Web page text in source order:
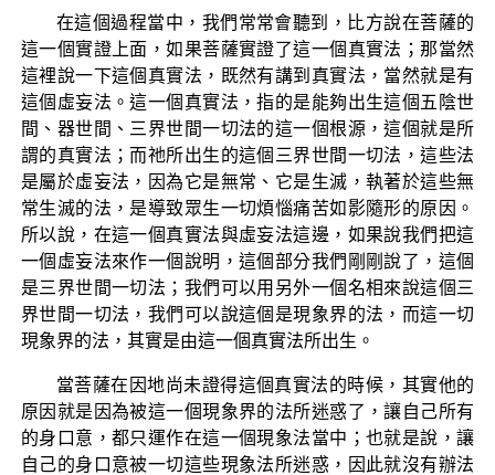
在這個過程當中，我們常常會聽到，比方說在菩薩的
這一個實證上面，如果菩薩實證了這一個真實法；那當然
這裡說一下這個真實法，既然有講到真實法，當然就是有
這個虛妄法。這一個真實法，指的是能夠出生這個五陰世
間、器世間、三界世間一切法的這一個根源，這個就是所
謂的真實法；而祂所出生的這個三界世間一切法，這些法
是屬於虛妄法，因為它是無常、它是生滅，執著於這些無
常生滅的法，是導致眾生一切煩惱痛苦如影隨形的原因。
所以說，在這一個真實法與虛妄法這邊，如果說我們把這
一個虛妄法來作一個說明，這個部分我們剛剛說了，這個
是三界世間一切法；我們可以用另外一個名相來說這個三
界世間一切法，我們可以說這個是現象界的法，而這一切
現象界的法，其實是由這一個真實法所出生。
當菩薩在因地尚未證得這個真實法的時候，其實他的
原因就是因為被這一個現象界的法所迷惑了，讓自己所有
的身口意，都只運作在這一個現象法當中；也就是說，讓
自己的身口意被一切這些現象法所迷惑，因此就沒有辦法